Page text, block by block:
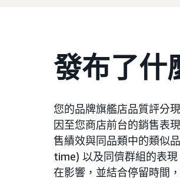
發布了什
您的品牌旗艦店品質評分
因至您商店前台的銷售表
售績效與同品類中的類似
time) 以及同儕群組的表
在影響，並結合停留時間